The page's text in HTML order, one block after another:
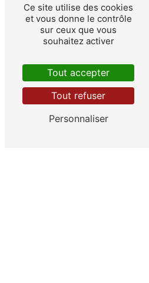
Avec Transports Caudron
toute sérénité à Versailles
service d'affrètement de
besoins et à vos
notre expertise et à notre
rendre vos déplacements
sécurisés.
En savoir plus
Ce site utilise des cookies
et vous donne le contrôle
sur ceux que vous
souhaitez activer
Tout accepter
Tout refuser
Personnaliser